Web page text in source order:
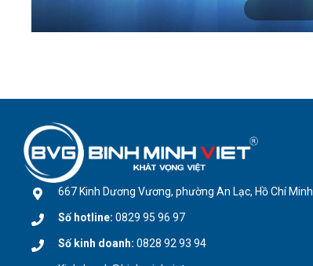
667 Kinh Dương Vương, phường An Lạc, Hồ Chí Minh.
Số hotline: 0829 95 96 97
Số kinh doanh: 0828 92 93 94